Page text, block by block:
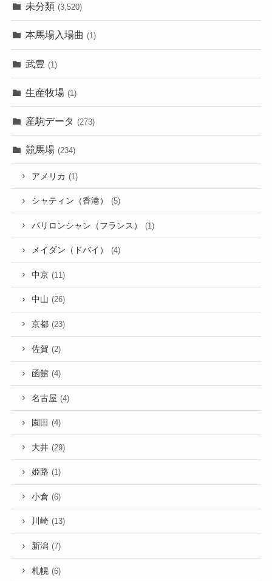
未分類 (3,520)
本馬場入場曲 (1)
武豊 (1)
生産牧場 (1)
産駒データ (273)
競馬場 (234)
アメリカ (1)
シャティン（香港） (5)
パリロンシャン（フランス） (1)
メイダン（ドバイ） (4)
中京 (11)
中山 (26)
京都 (23)
佐賀 (2)
函館 (4)
名古屋 (4)
園田 (4)
大井 (29)
姫路 (1)
小倉 (6)
川崎 (13)
新潟 (7)
札幌 (6)